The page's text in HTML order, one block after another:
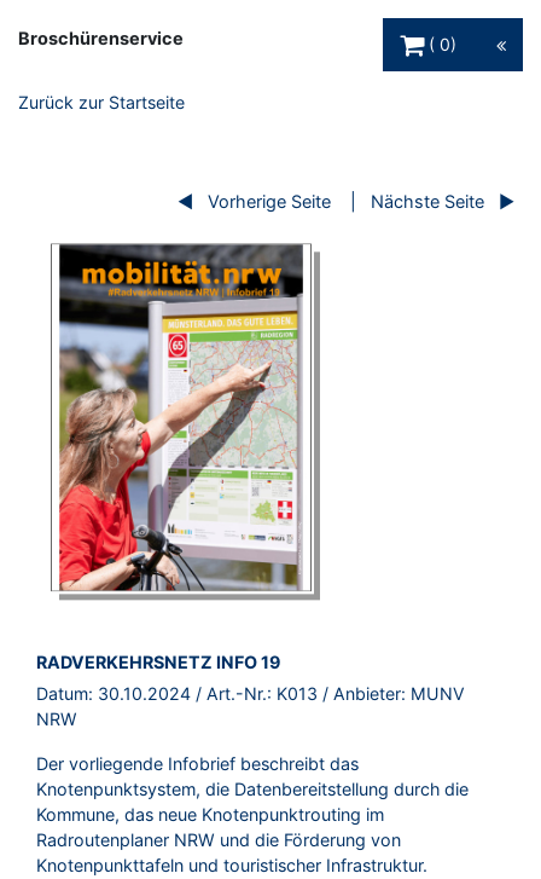
Broschürenservice
0
Zurück zur Startseite
Vorherige Seite Nächste Seite
BROSCHÜRE:
RADVERKEHRSNETZ INFO 19
Datum: 30.10.2024 / Art.-Nr.: K013 / Anbieter: MUNV
NRW
Der vorliegende Infobrief beschreibt das
Knotenpunktsystem, die Datenbereitstellung durch die
Kommune, das neue Knotenpunktrouting im
Radroutenplaner NRW und die Förderung von
Knotenpunkttafeln und touristischer Infrastruktur.